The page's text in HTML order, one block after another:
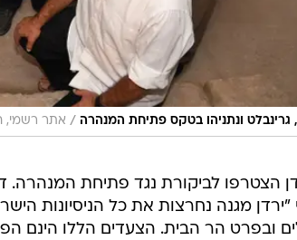
גרינבלט ונתניהו בטקס פתיחת המנהרה / אתר רשמי,
הצטרפו לביקורת נגד פתיחת
"ירדן מגנה נחרצות את כל הניסיונות
ובפרט הר הבית. הצעדים הללו הינם